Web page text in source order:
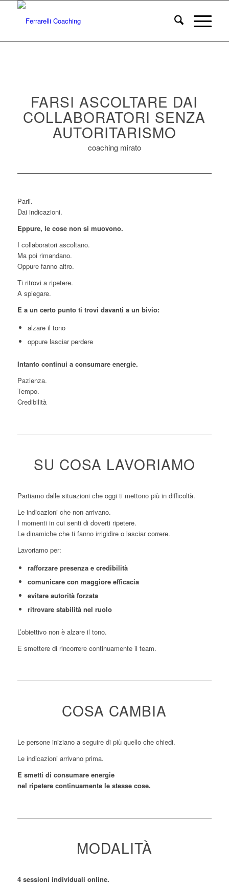
FARSI ASCOLTARE DAI
COLLABORATORI SENZA
AUTORITARISMO
coaching mirato
Parli.
Dai indicazioni.
Eppure, le cose non si muovono.
I collaboratori ascoltano.
Ma poi rimandano.
Oppure fanno altro.
Ti ritrovi a ripetere.
A spiegare.
E a un certo punto ti trovi davanti a un bivio:
alzare il tono
oppure lasciar perdere
Intanto continui a consumare energie.
Pazienza.
Tempo.
Credibilità
SU COSA LAVORIAMO
Partiamo dalle situazioni che oggi ti mettono più in difficoltà.
Le indicazioni che non arrivano.
I momenti in cui senti di doverti ripetere.
Le dinamiche che ti fanno irrigidire o lasciar correre.
Lavoriamo per:
rafforzare presenza e credibilità
comunicare con maggiore efficacia
evitare autorità forzata
ritrovare stabilità nel ruolo
L’obiettivo non è alzare il tono.
È smettere di rincorrere continuamente il team.
COSA CAMBIA
Le persone iniziano a seguire di più quello che chiedi.
Le indicazioni arrivano prima.
E smetti di consumare energie
nel ripetere continuamente le stesse cose.
MODALITÀ
4 sessioni individuali online.